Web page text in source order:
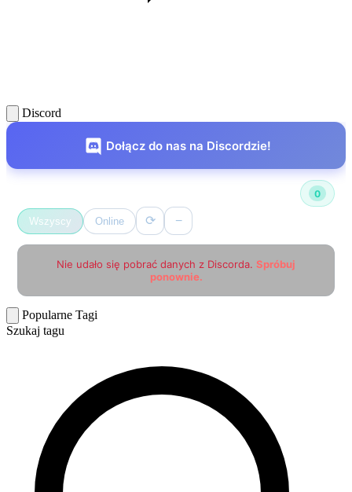
Discord
Dołącz do nas na Discordzie!
0
Wszyscy Online ⟳ −
Nie udało się pobrać danych z Discorda. Spróbuj
ponownie.
Popularne Tagi
Szukaj tagu